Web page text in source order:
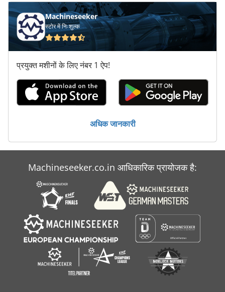
Machineseeker
स्टोर में निःशुल्क
प्रयुक्त मशीनों के लिए नंबर 1 ऐप!
अधिक जानकारी
Machineseeker.co.in आधिकारिक प्रायोजक है: